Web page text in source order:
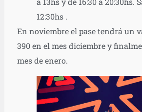
12:30hs .
En noviembre el pase tendrá un
390 en el mes diciembre y
mes de enero.